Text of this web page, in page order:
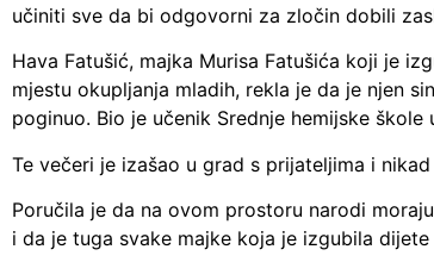
učiniti sve da bi odgovorni za zločin dobili
Hava Fatušić, majka Murisa Fatušića koji je
mjestu okupljanja mladih, rekla je da je njen
poginuo. Bio je učenik Srednje hemijske škole
Te večeri je izašao u grad s prijateljima i
Poručila je da na ovom prostoru narodi
i da je tuga svake majke koja je izgubila